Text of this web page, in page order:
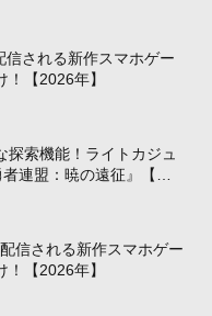
信される新作スマホゲー
！【2026年】
探索機能！ライトカジュ
連盟：暁の遠征』【最
信される新作スマホゲー
！【2026年】